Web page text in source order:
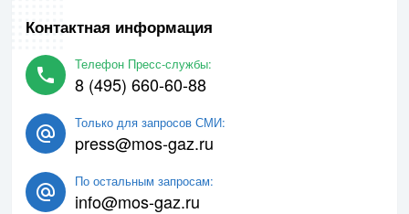
Контактная информация
Телефон Пресс-службы:
8 (495) 660-60-88
Только для запросов СМИ:
press@mos-gaz.ru
По остальным запросам:
info@mos-gaz.ru